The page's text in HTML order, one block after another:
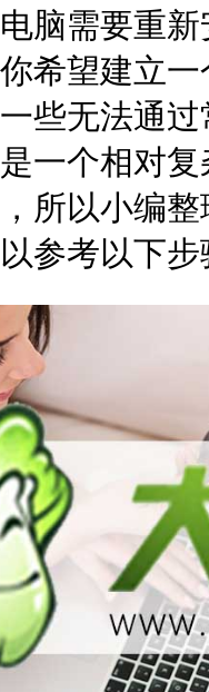
脑需要重新
希望建立
些无法通
一个相对
所以小编
参考以下